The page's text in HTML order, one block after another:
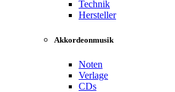
Technik
Hersteller
Akkordeonmusik
Noten
Verlage
CDs